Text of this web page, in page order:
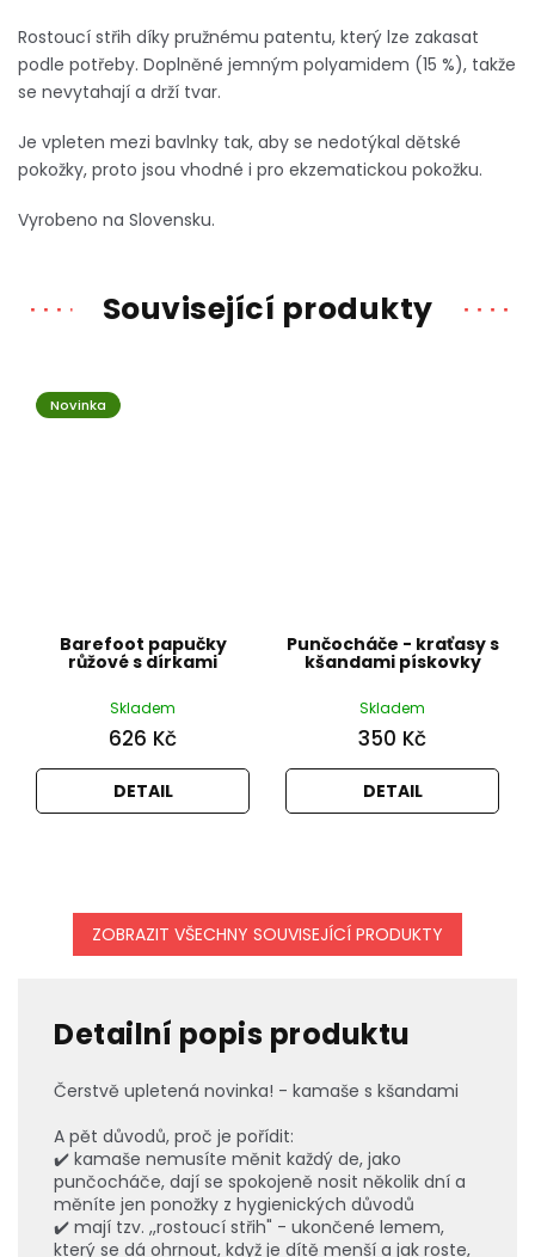
Rostoucí střih díky pružnému patentu, který lze zakasat
podle potřeby. Doplněné jemným polyamidem (15 %), takže
se nevytahají a drží tvar.
Je vpleten mezi bavlnky tak, aby se nedotýkal dětské
pokožky, proto jsou vhodné i pro ekzematickou pokožku.
Vyrobeno na Slovensku.
Související produkty
Novinka
Barefoot papučky
růžové s dírkami
Skladem
626 Kč
DETAIL
Punčocháče - kraťasy s
kšandami pískovky
Skladem
350 Kč
DETAIL
ZOBRAZIT VŠECHNY SOUVISEJÍCÍ PRODUKTY
Detailní popis produktu
Čerstvě upletená novinka! - kamaše s kšandami
A pět důvodů, proč je pořídit:
✔️ kamaše nemusíte měnit každý de, jako
punčocháče, dají se spokojeně nosit několik dní a
měníte jen ponožky z hygienických důvodů
✔️ mají tzv. ,,rostoucí střih" - ukončené lemem,
který se dá ohrnout, když je dítě menší a jak roste,